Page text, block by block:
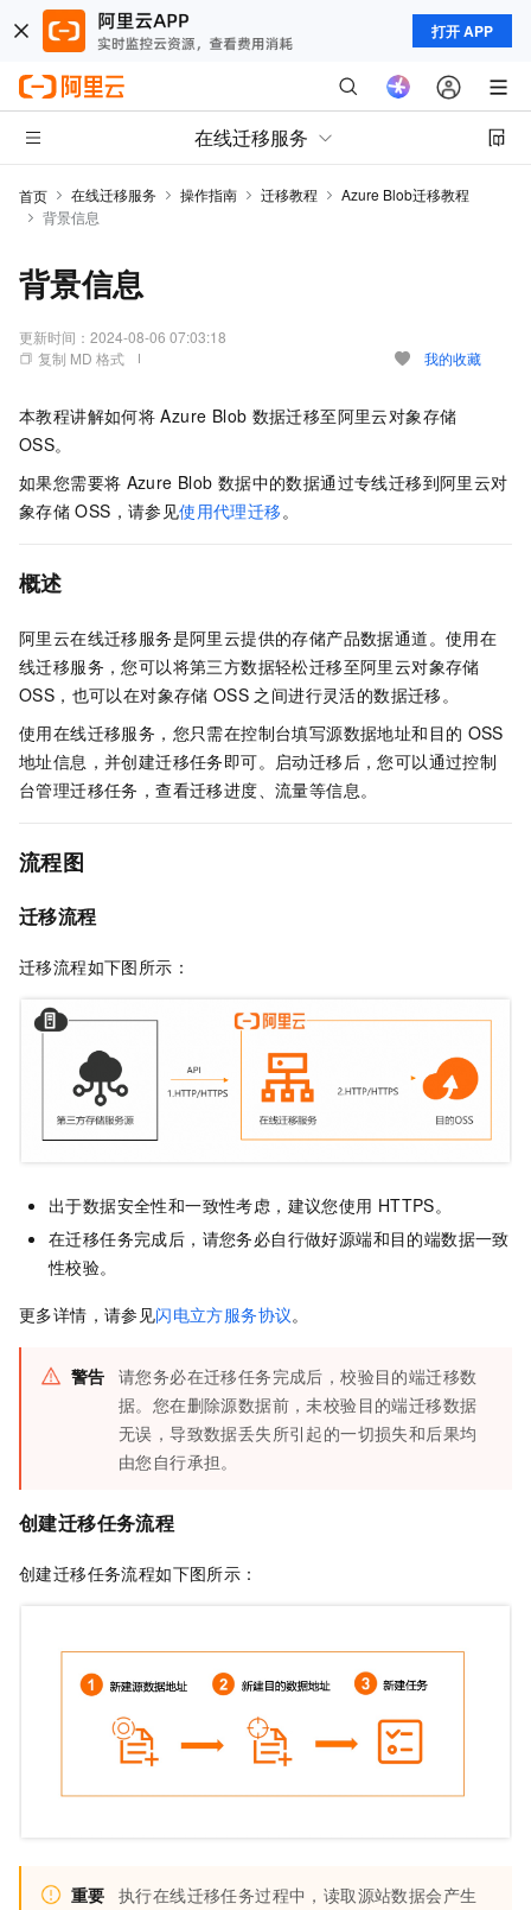
打开 APP
在线迁移服务
首页 在线迁移服务 操作指南 迁移教程
Azure Blob迁移教程
背景信息
背景信息
更新时间： 2024-08-06 07:03:18
复制 MD 格式
我的收藏
本教程讲解如何将 Azure Blob 数据迁移至阿里云对象存储
OSS。
如果您需要将 Azure Blob 数据中的数据通过专线迁移到阿里云对
象存储 OSS，请参见使用代理迁移。
概述
阿里云在线迁移服务是阿里云提供的存储产品数据通道。使用在
线迁移服务，您可以将第三方数据轻松迁移至阿里云对象存储
OSS，也可以在对象存储 OSS 之间进行灵活的数据迁移。
使用在线迁移服务，您只需在控制台填写源数据地址和目的 OSS
地址信息，并创建迁移任务即可。启动迁移后，您可以通过控制
台管理迁移任务，查看迁移进度、流量等信息。
流程图
迁移流程
迁移流程如下图所示：
出于数据安全性和一致性考虑，建议您使用 HTTPS。
在迁移任务完成后，请您务必自行做好源端和目的端数据一致
性校验。
更多详情，请参见闪电立方服务协议。
警告 请您务必在迁移任务完成后，校验目的端迁移数
据。您在删除源数据前，未校验目的端迁移数据
无误，导致数据丢失所引起的一切损失和后果均
由您自行承担。
创建迁移任务流程
创建迁移任务流程如下图所示：
重要 执行在线迁移任务过程中，读取源站数据会产生